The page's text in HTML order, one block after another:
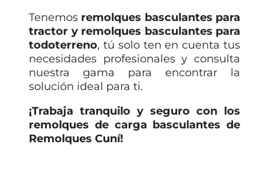
Tenemos remolques basculantes para
tractor y remolques basculantes para
todoterreno, tú solo ten en cuenta tus
necesidades profesionales y consulta
nuestra gama para encontrar la
solución ideal para ti.
¡Trabaja tranquilo y seguro con los
remolques de carga basculantes de
Remolques Cuní!